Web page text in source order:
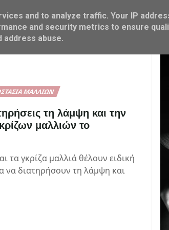
& COOKM SHOP
ΜΑΛΛΙΏΝ
τη λάμψη και την
μαλλιών το
τα γκρίζα μαλλιά θέλουν ειδική
να διατηρήσουν τη λάμψη και
and to analyze traffic. Your IP
and security metrics to ensure
abuse.